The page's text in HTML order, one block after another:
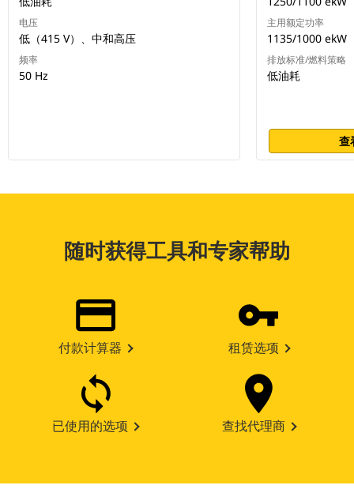
电压
低（415 V）、中和高压
频率
50 Hz
主用额定功率
1135/1000 ekW
排放标准/燃料策略
低油耗
查
随时获得工具和专家帮助
付款计算器 租赁选项
已使用的选项 查找代理商